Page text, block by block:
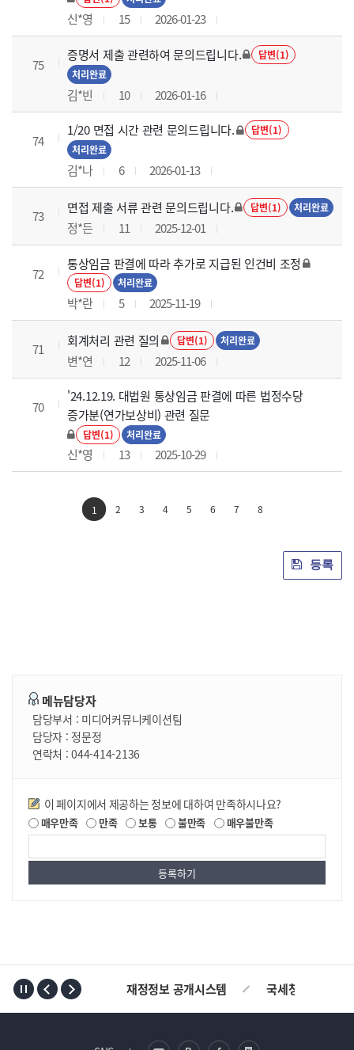
신*영 15 2026-01-23
75
증명서 제출 관련하여 문의드립니다.
답변(1)
처리완료
김*빈 10 2026-01-16
74
1/20 면접 시간 관련 문의드립니다.
답변(1)
처리완료
김*나 6 2026-01-13
73
면접 제출 서류 관련 문의드립니다. 답변(1) 처리완료
정*든 11 2025-12-01
72
통상임금 판결에 따라 추가로 지급된 인건비 조정
답변(1) 처리완료
박*란 5 2025-11-19
71
회계처리 관련 질의 답변(1) 처리완료
변*연 12 2025-11-06
70
'24.12.19. 대법원 통상임금 판결에 따른 법정수당
증가분(연가보상비) 관련 질문
답변(1) 처리완료
신*영 13 2025-10-29
1 2 3 4 5 6 7 8
등록
메뉴담당자
담당부서 : 미디어커뮤니케이션팀
담당자 : 정문정
연락처 :044-414-2136
만족도조사
이 페이지에서 제공하는 정보에 대하여 만족하시나요?
매우만족 만족 보통 불만족 매우불만족
재정정보 공개시스템 국세청